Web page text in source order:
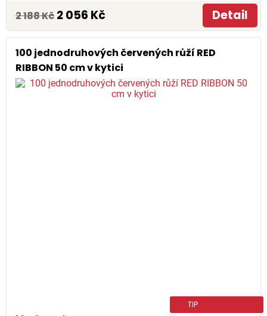
2 188 Kč 2 056 Kč Detail
100 jednodruhových červených růží RED
RIBBON 50 cm v kytici
TIP